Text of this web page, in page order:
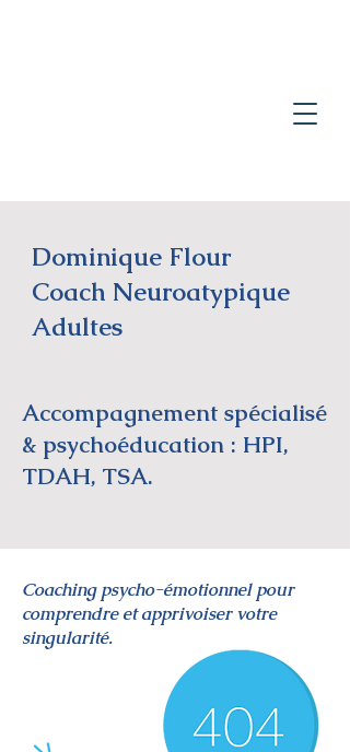
Dominique Flour
Coach Neuroatypique
Adultes
Accompagnement spécialisé
& psychoéducation : HPI,
TDAH, TSA.
Coaching psycho-émotionnel pour
comprendre et apprivoiser votre
singularité.